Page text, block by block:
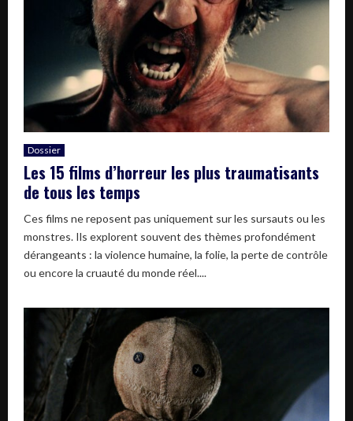
Dossier
Les 15 films d’horreur les plus traumatisants
de tous les temps
Ces films ne reposent pas uniquement sur les sursauts ou les
monstres. Ils explorent souvent des thèmes profondément
dérangeants : la violence humaine, la folie, la perte de contrôle
ou encore la cruauté du monde réel....